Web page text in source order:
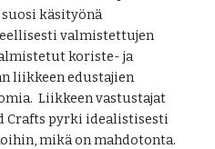
käsityönä
valmistettujen
koriste- ja
liikkeen edustajien
Liikkeen vastustajat
Crafts pyrki idealistisesti
mikä on mahdotonta.